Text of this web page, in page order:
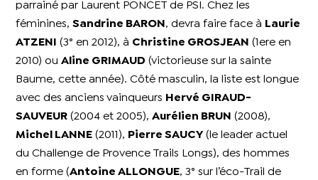
parrainé par Laurent PONCET de PSI. Chez les
féminines,Sandrine BARON , devra faire face à
Laurie
ATZENI
(3° en 2012), à Christine GROSJEAN
(1ere en
2010) ouAline GRIMAUD (victorieuse sur la sainte
Baume, cette année). Côté masculin, la liste est longue
avec des anciens vainqueurs
Hervé GIRAUD-
SAUVEUR (2004 et 2005),Aurélien BRUN
(2008),
Michel LANNE (2011), Pierre SAUCY (le leader actuel
du Challenge de Provence Trails Longs), des hommes
en forme (Antoine ALLONGUE, 3° sur l’éco-Trail de